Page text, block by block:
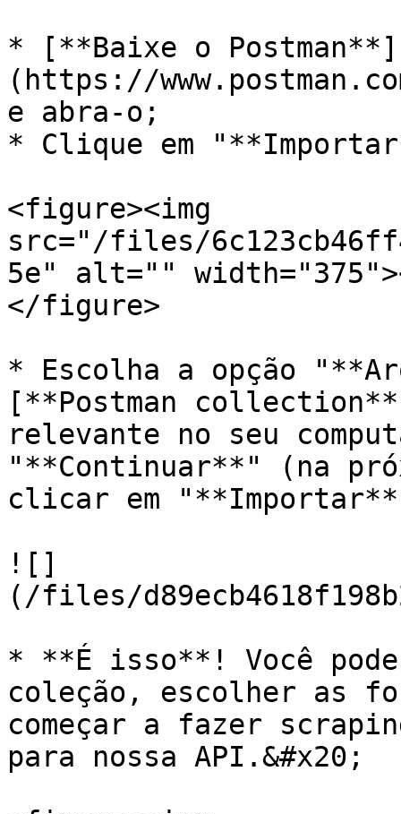
* [**Baixe o Postman**]
(https://
e abra-o;
* Clique em
<figure><img
src="/files/
5e" alt=""
</figure>
* Escolha a opção
[**Postman
relevante no seu
"**Continuar**" (na
clicar em
![]
(/files/
* **É isso**! Você
coleção, escolher as
começar a fazer
para nossa API.&#x20;